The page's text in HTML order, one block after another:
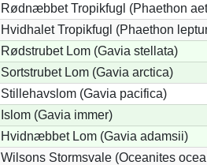
Rødnæbbet Tropikfugl (Phaethon
Hvidhalet Tropikfugl (Phaethon
Rødstrubet Lom (Gavia stellata)
Sortstrubet Lom (Gavia arctica)
Stillehavslom (Gavia pacifica)
Islom (Gavia immer)
Hvidnæbbet Lom (Gavia adamsii)
Wilsons Stormsvale (Oceanites